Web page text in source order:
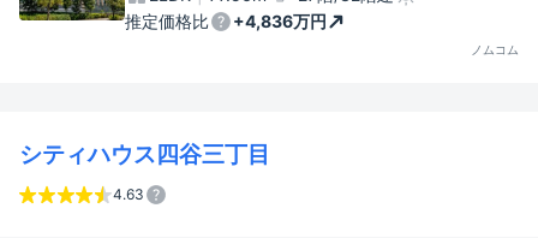
推定価格比
+4,836万円
ノムコム
シティハウス四谷三丁目
4.63